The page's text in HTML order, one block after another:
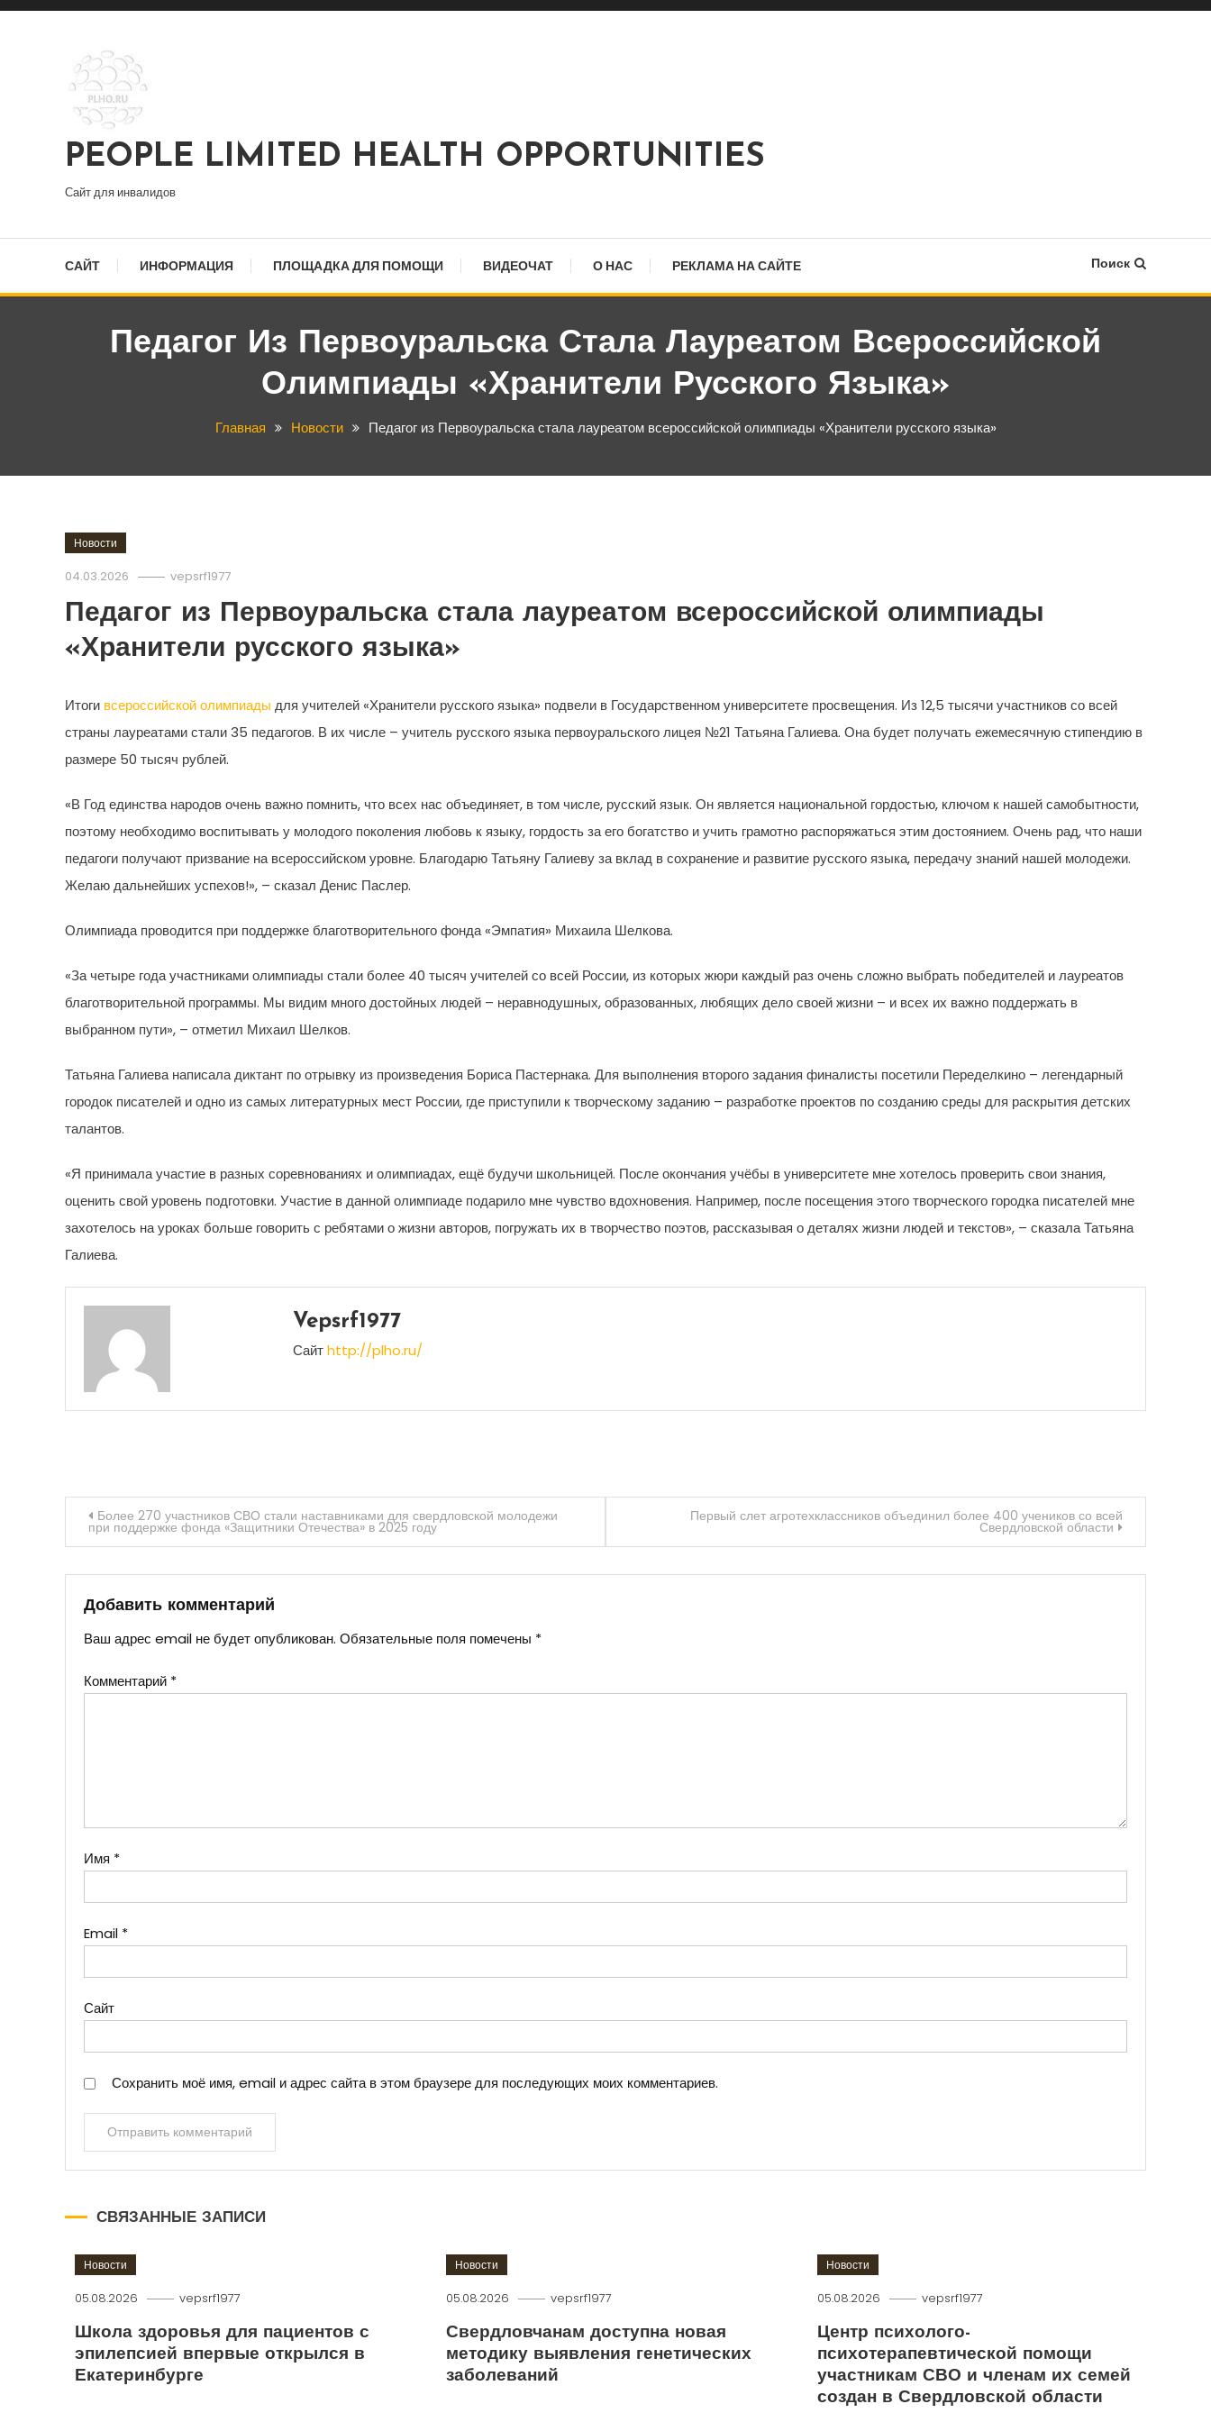
Перейти
содержимому
PEOPLE LIMITED HEALTH OPPORTUNITIES
Сайт для инвалидов
САЙТ ИНФОРМАЦИЯ ПЛОЩАДКА ДЛЯ ПОМОЩИ ВИДЕОЧАТ О НАС РЕКЛАМА НА САЙТЕ Поиск
Педагог Из Первоуральска Стала Лауреатом Всероссийской
Олимпиады «Хранители Русского Языка»
Главная Новости Педагог из Первоуральска стала лауреатом всероссийской олимпиады «Хранители русского языка»
Новости
04.03.2026 vepsrf1977
Педагог из Первоуральска стала лауреатом всероссийской олимпиады
«Хранители русского языка»
Итоги всероссийской олимпиады для учителей «Хранители русского языка» подвели в Государственном университете просвещения. Из 12,5 тысячи участников со всей
страны лауреатами стали 35 педагогов. В их числе – учитель русского языка первоуральского лицея №21 Татьяна Галиева. Она будет получать ежемесячную стипендию в
размере 50 тысяч рублей.
«В Год единства народов очень важно помнить, что всех нас объединяет, в том числе, русский язык. Он является национальной гордостью, ключом к нашей самобытности,
поэтому необходимо воспитывать у молодого поколения любовь к языку, гордость за его богатство и учить грамотно распоряжаться этим достоянием. Очень рад, что наши
педагоги получают призвание на всероссийском уровне. Благодарю Татьяну Галиеву за вклад в сохранение и развитие русского языка, передачу знаний нашей молодежи.
Желаю дальнейших успехов!», – сказал Денис Паслер.
Олимпиада проводится при поддержке благотворительного фонда «Эмпатия» Михаила Шелкова.
«За четыре года участниками олимпиады стали более 40 тысяч учителей со всей России, из которых жюри каждый раз очень сложно выбрать победителей и лауреатов
благотворительной программы. Мы видим много достойных людей – неравнодушных, образованных, любящих дело своей жизни – и всех их важно поддержать в
выбранном пути», – отметил Михаил Шелков.
Татьяна Галиева написала диктант по отрывку из произведения Бориса Пастернака. Для выполнения второго задания финалисты посетили Переделкино – легендарный
городок писателей и одно из самых литературных мест России, где приступили к творческому заданию – разработке проектов по созданию среды для раскрытия детских
талантов.
«Я принимала участие в разных соревнованиях и олимпиадах, ещё будучи школьницей. После окончания учёбы в университете мне хотелось проверить свои знания,
оценить свой уровень подготовки. Участие в данной олимпиаде подарило мне чувство вдохновения. Например, после посещения этого творческого городка писателей мне
захотелось на уроках больше говорить с ребятами о жизни авторов, погружать их в творчество поэтов, рассказывая о деталях жизни людей и текстов», – сказала Татьяна
Галиева.
Vepsrf1977
Сайт http://plho.ru/
Навигация
по
записям
Более 270 участников СВО стали наставниками для свердловской молодежи
при поддержке фонда «Защитники Отечества» в 2025 году
Первый слет агротехклассников объединил более 400 учеников со всей
Свердловской области
Добавить комментарий
Ваш адрес email не будет опубликован. Обязательные поля помечены *
Комментарий *
Имя *
Email *
Сайт
Сохранить моё имя, email и адрес сайта в этом браузере для последующих моих комментариев.
СВЯЗАННЫЕ ЗАПИСИ
Новости
05.08.2026 vepsrf1977
Школа здоровья для пациентов с
эпилепсией впервые открылся в
Екатеринбурге
Новости
05.08.2026 vepsrf1977
Свердловчанам доступна новая
методику выявления генетических
заболеваний
Новости
05.08.2026 vepsrf1977
Центр психолого-
психотерапевтической помощи
участникам СВО и членам их семей
создан в Свердловской области